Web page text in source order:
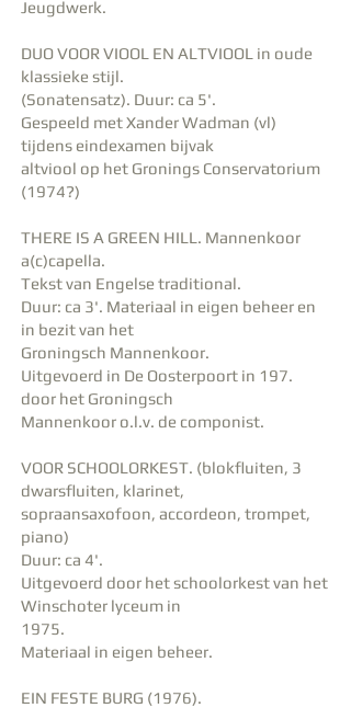
Jeugdwerk.
DUO VOOR VIOOL EN ALTVIOOL in oude
klassieke stijl.
(Sonatensatz). Duur: ca 5'.
Gespeeld met Xander Wadman (vl)
tijdens eindexamen bijvak
altviool op het Gronings Conservatorium
(1974?)
THERE IS A GREEN HILL. Mannenkoor
a(c)capella.
Tekst van Engelse traditional.
Duur: ca 3'. Materiaal in eigen beheer en
in bezit van het
Groningsch Mannenkoor.
Uitgevoerd in De Oosterpoort in 197.
door het Groningsch
Mannenkoor o.l.v. de componist.
VOOR SCHOOLORKEST. (blokfluiten, 3
dwarsfluiten, klarinet,
sopraansaxofoon, accordeon, trompet,
piano)
Duur: ca 4'.
Uitgevoerd door het schoolorkest van het
Winschoter lyceum in
1975.
Materiaal in eigen beheer.
EIN FESTE BURG (1976).